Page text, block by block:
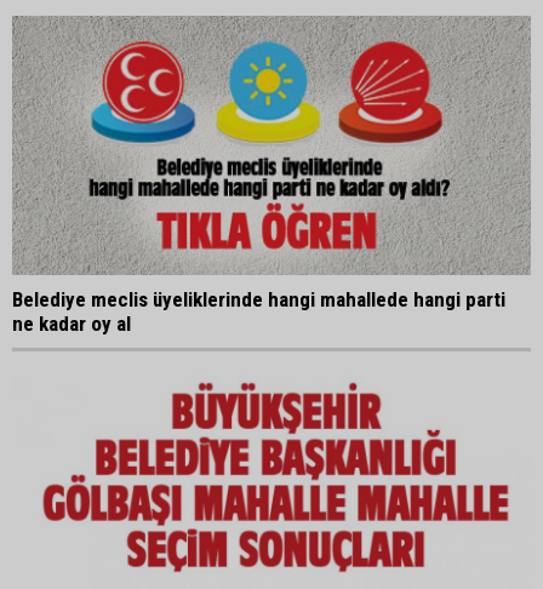
Belediye meclis üyeliklerinde hangi mahallede hangi parti
ne kadar oy al